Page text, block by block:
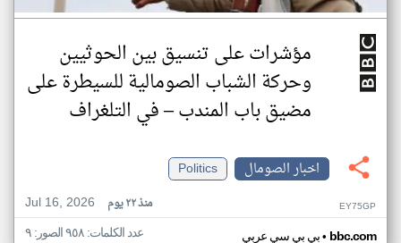
مؤشرات على تنسيق بين الحوثيين
وحركة الشباب الصومالية للسيطرة على
مضيق باب المندب – في التلغراف
اخبار الصومال
Politics
Jul 16, 2026
منذ ٢٢ يوم EY75GP
بي بي سي عربي• bbc.com عدد الكلمات: ٩٥٨ الصور: ٩